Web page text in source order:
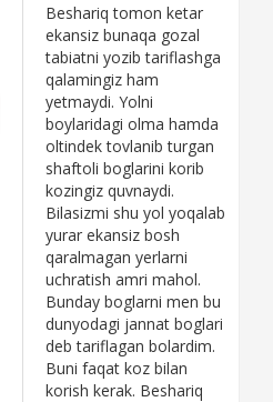
Beshariq tomon ketar
ekansiz bunaqa gozal
tabiatni yozib tariflashga
qalamingiz ham
yetmaydi. Yolni
boylaridagi olma hamda
oltindek tovlanib turgan
shaftoli boglarini korib
kozingiz quvnaydi.
Bilasizmi shu yol yoqalab
yurar ekansiz bosh
qaralmagan yerlarni
uchratish amri mahol.
Bunday boglarni men bu
dunyodagi jannat boglari
deb tariflagan bolardim.
Buni faqat koz bilan
korish kerak. Beshariq